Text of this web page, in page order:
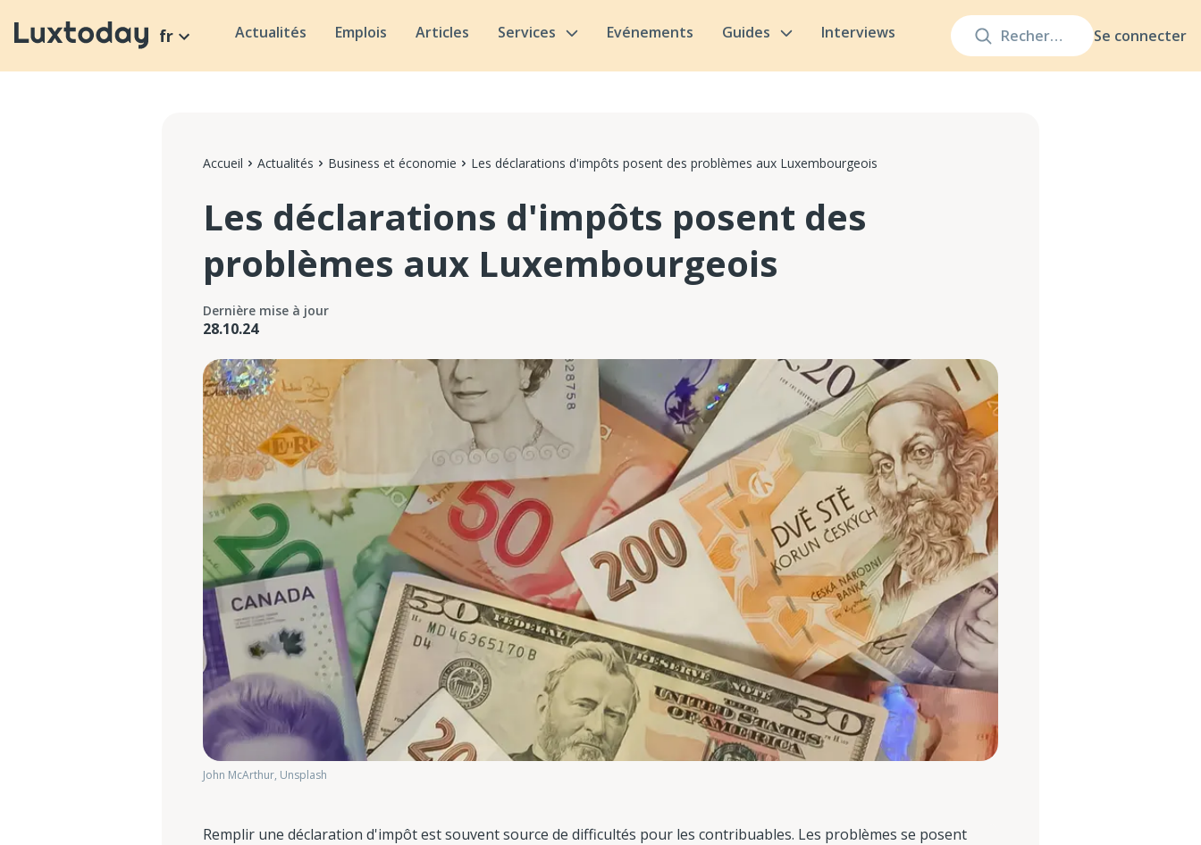
Se connecter
fr Actualités Emplois Articles Services Evénements Guides Interviews
Accueil Actualités Business et économie Les déclarations d'impôts posent des problèmes aux Luxembourgeois
Les déclarations d'impôts posent des
problèmes aux Luxembourgeois
Dernière mise à jour
28.10.24
John McArthur, Unsplash
Remplir une déclaration d'impôt est souvent source de difficultés pour les contribuables. Les problèmes se posent